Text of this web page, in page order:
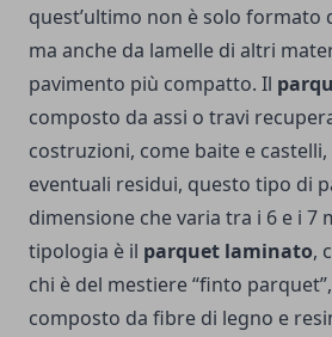
quest’ultimo non è solo formato
ma anche da lamelle di altri
pavimento più compatto. Il
composto da assi o travi
costruzioni, come baite e
eventuali residui, questo tipo di
dimensione che varia tra i 6 e i 7
tipologia è il parquet laminato,
chi è del mestiere “finto
composto da fibre di legno e